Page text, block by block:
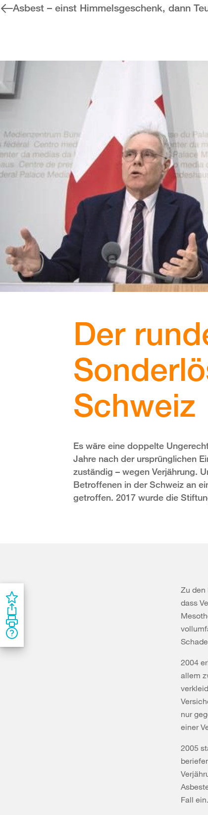
Asbest – einst Himmelsgeschenk, dann
Der
Schweiz
Es wäre eine doppelte
Jahre nach der ursprünglichen
zuständig – wegen Verjährung.
Betroffenen in der Schweiz an
getroffen. 2017 wurde die
Zu den
dass
2004
allem
nur
einer
2005
Fall ein.